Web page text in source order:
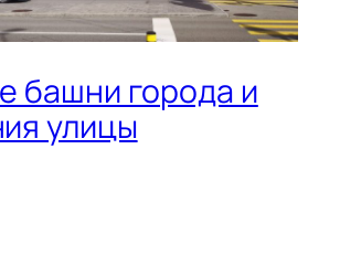
башни города и
улицы